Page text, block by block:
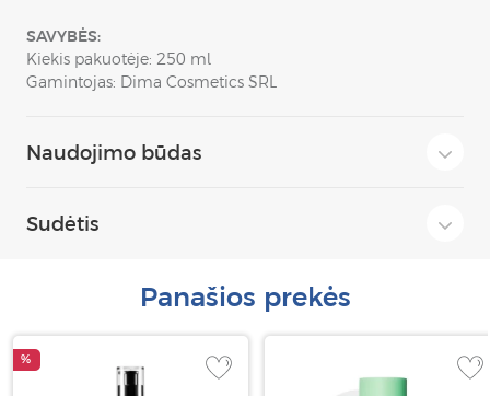
SAVYBĖS:
Kiekis pakuotėje: 250 ml
Gamintojas: Dima Cosmetics SRL
Naudojimo būdas
Sudėtis
Panašios prekės
%